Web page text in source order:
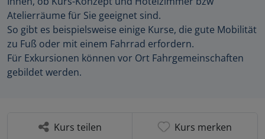
Atelierräume für Sie geeignet sind.
So gibt es beispielsweise einige Kurse, die gute Mobilität
zu Fuß oder mit einem Fahrrad erfordern.
Für Exkursionen können vor Ort Fahrgemeinschaften
gebildet werden.
Kurs teilen Kurs merken